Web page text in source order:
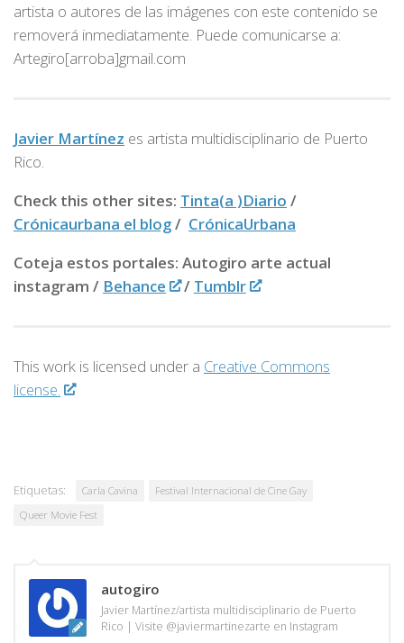
artista o autores de las imágenes con este contenido se
removerá inmediatamente. Puede comunicarse a:
Artegiro[arroba]gmail.com
Javier Martínez es artista multidisciplinario de Puerto
Rico.
Check this other sites: Tinta(a )Diario /
Crónicaurbana el blog/ CrónicaUrbana
Coteja estos portales: Autogiro arte actual
instagram / Behance / Tumblr
This work is licensed under a Creative Commons
license.
Etiquetas: Carla Cavina
Festival Internacional de Cine Gay
Queer Movie Fest
autogiro
Javier Martínez/artista multidisciplinario de Puerto
Rico | Visite @javiermartinezarte en Instagram